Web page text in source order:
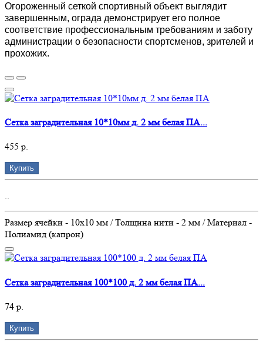
Огороженный сеткой спортивный объект выглядит
завершенным, ограда демонстрирует его полное
соответствие профессиональным требованиям и заботу
администрации о безопасности спортсменов, зрителей и
прохожих.
Сетка заградительная 10*10мм д. 2 мм белая ПА...
455 р.
Купить
..
Размер ячейки - 10х10 мм / Толщина нити - 2 мм / Материал -
Полиамид (капрон)
Сетка заградительная 100*100 д. 2 мм белая ПА...
74 р.
Купить